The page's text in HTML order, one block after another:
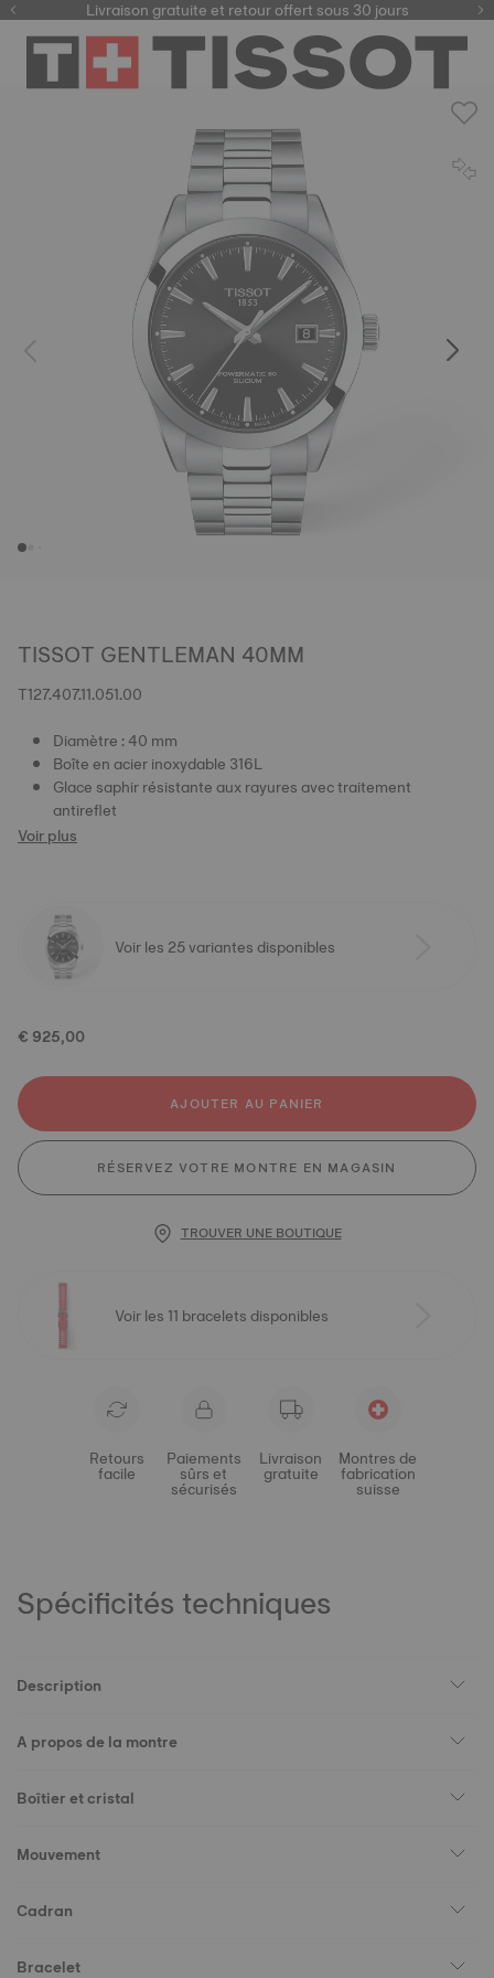
Livraison gratuite et retour offert sous 30 jours
TISSOT GENTLEMAN 40MM
T127.407.11.051.00
Diamètre : 40 mm
Boîte en acier inoxydable 316L
Glace saphir résistante aux rayures avec traitement
antireflet
Voir plus
Voir les 25 variantes disponibles
€ 925,00
AJOUTER AU PANIER
RÉSERVEZ VOTRE MONTRE EN MAGASIN
TROUVER UNE BOUTIQUE
Voir les 11 bracelets disponibles
Retours
facile
Paiements
sûrs et
sécurisés
Livraison
gratuite
Montres de
fabrication
suisse
Spécificités techniques
Description
A propos de la montre
Boîtier et cristal
Mouvement
Cadran
Bracelet